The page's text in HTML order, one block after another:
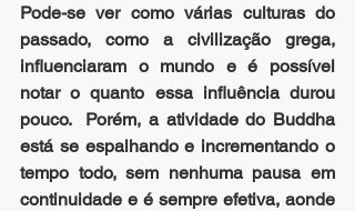
Pode-se ver como várias culturas do
passado, como a civilização grega,
influenciaram o mundo e é possível
notar o quanto essa influência durou
pouco.  Porém, a atividade do Buddha
está se espalhando e incrementando o
tempo todo, sem nenhuma pausa em
continuidade e é sempre efetiva, aonde